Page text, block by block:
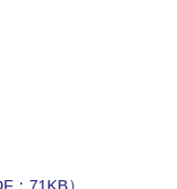
：71KB）